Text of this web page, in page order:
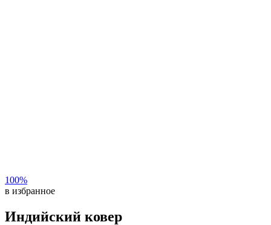
100%
в избранное
Индийский ковер